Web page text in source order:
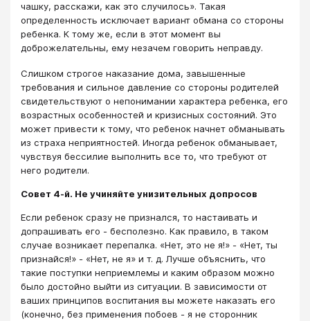
чашку, расскажи, как это случилось». Такая
определенность исключает вариант обмана со стороны
ребенка. К тому же, если в этот момент вы
доброжелательны, ему незачем говорить неправду.
Слишком строгое наказание дома, завышенные
требования и сильное давление со стороны родителей
свидетельствуют о непонимании характера ребенка, его
возрастных особенностей и кризисных состояний. Это
может привести к тому, что ребенок начнет обманывать
из страха неприятностей. Иногда ребенок обманывает,
чувствуя бессилие выполнить все то, что требуют от
него родители.
Совет 4-й. Не учиняйте унизительных допросов
Если ребенок сразу не признался, то настаивать и
допрашивать его - бесполезно. Как правило, в таком
случае возникает перепалка. «Нет, это не я!» - «Нет, ты
признайся!» - «Нет, не я» и т. д. Лучше объяснить, что
такие поступки неприемлемы и каким образом можно
было достойно выйти из ситуации. В зависимости от
ваших принципов воспитания вы можете наказать его
(конечно, без применения побоев - я не сторонник